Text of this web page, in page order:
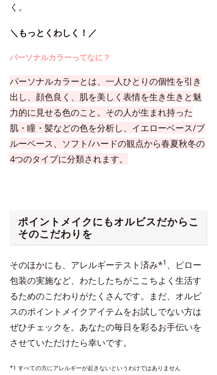
く。
＼もっとくわしく！／
パーソナルカラーってなに？
パーソナルカラーとは、一人ひとりの個性を引き
出し、顔色良く、肌を美しく表情を生き生きと魅
力的に見せる色のこと。その人が生まれ持った
肌・瞳・髪などの色を分析し、イエローベース/ブ
ルーベース、ソフト/ハードの観点から春夏秋冬の
4つのタイプに分類されます。
ポイントメイクにもオルビスだからこ
そのこだわりを
そのほかにも、アレルギーテスト済み*1 、ピロー
包装の実施など、わたしたちがここちよく生活す
るためのこだわりがたくさんです。まだ、オルビ
スのポイントメイクアイテムをお試しでない方は
ぜひチェックを。あなたの毎日を彩るお手伝いを
させていただけたら幸いです。
*1 すべての方にアレルギーが起きないというわけではありません